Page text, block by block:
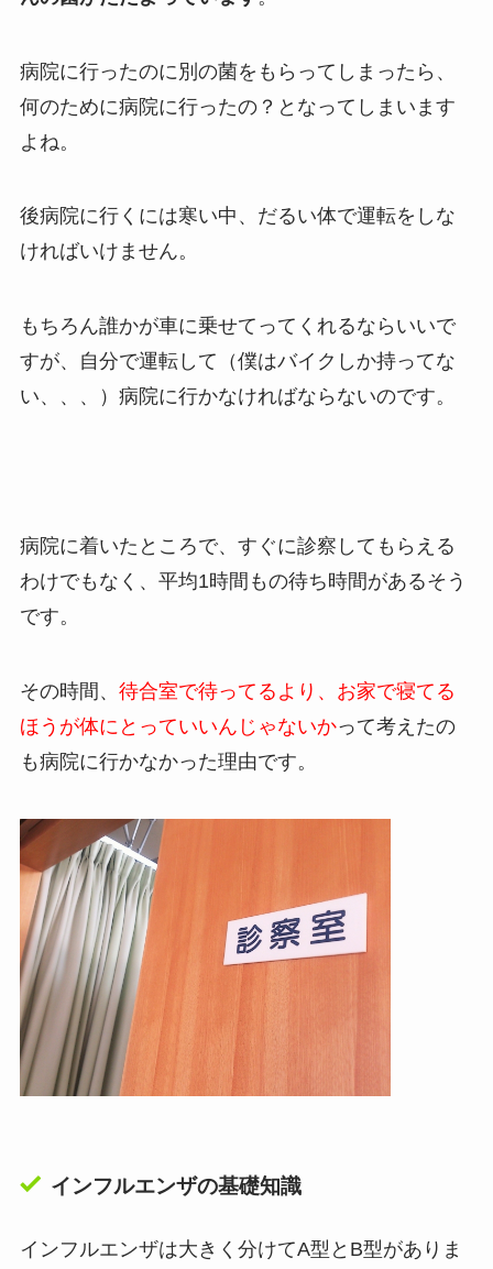
病院に行ったのに別の菌をもらってしまったら、
何のために病院に行ったの？となってしまいます
よね。
後病院に行くには寒い中、だるい体で運転をしな
ければいけません。
もちろん誰かが車に乗せてってくれるならいいで
すが、自分で運転して（僕はバイクしか持ってな
い、、、）病院に行かなければならないのです。
病院に着いたところで、すぐに診察してもらえる
わけでもなく、平均1時間もの待ち時間があるそう
です。
その時間、 待合室で待ってるより、お家で寝てる
ほうが体にとっていいんじゃないかって考えたの
も病院に行かなかった理由です。
インフルエンザの基礎知識
インフルエンザは大きく分けてA型とB型がありま